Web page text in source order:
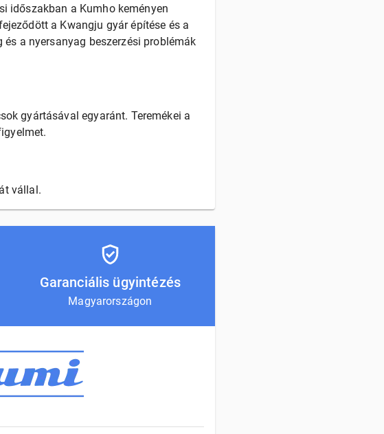
időszakban a Kumho keményen
a Kwangju gyár építése és a
a nyersanyag beszerzési problémák
gyártásával egyaránt. Teremékei a
vállal.
Garanciális ügyintézés
Magyarországon